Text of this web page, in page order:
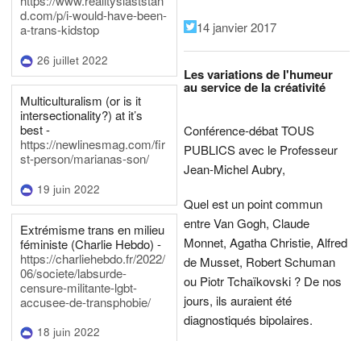
d.com/p/i-would-have-been-
a-trans-kidstop
26 juillet 2022
Multiculturalism (or is it
intersectionality?) at it’s
best -
https://newlinesmag.com/fir
st-person/marianas-son/
19 juin 2022
Extrémisme trans en milieu
féministe (Charlie Hebdo) -
https://charliehebdo.fr/2022/
06/societe/labsurde-
censure-militante-lgbt-
accusee-de-transphobie/
18 juin 2022
14 janvier 2017
Les variations de l'humeur
au service de la créativité
Conférence-débat TOUS
PUBLICS avec le Professeur
Jean-Michel Aubry,
Quel est un point commun
entre Van Gogh, Claude
Monnet, Agatha Christie, Alfred
de Musset, Robert Schuman
ou Piotr Tchaïkovski ? De nos
jours, ils auraient été
diagnostiqués bipolaires.